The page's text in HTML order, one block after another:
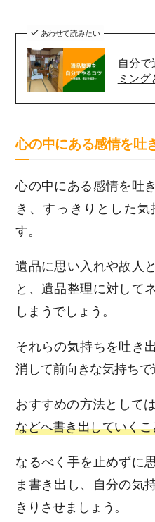
あわせて読みたい
自分
ミング
心の中にある感情を吐
心の中にある感情を吐
き、すっきりとした
す。
遺品に思い入れや故人
と、遺品整理に対して
しまうでしょう。
それらの気持ちを吐き
消して前向きな気持ちで
おすすめの方法としては
などへ書き出していく
なるべく手を止めずに
ま書き出し、自分の気
きりさせましょう。